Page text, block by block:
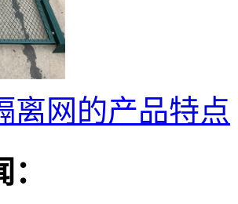
离网的产品特点